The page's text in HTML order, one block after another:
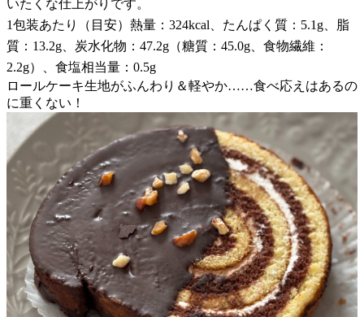
いたくな仕上がりです。
1包装あたり（目安）熱量：324kcal、たんぱく質：5.1g、脂
質：13.2g、炭水化物：47.2g（糖質：45.0g、食物繊維：
2.2g）、食塩相当量：0.5g
ロールケーキ生地がふんわり＆軽やか……食べ応えはあるの
に重くない！